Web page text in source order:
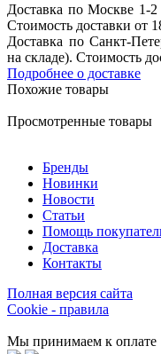
Доставка по Москве 1-
Стоимость доставки от
Доставка по Санкт-
на складе). Стоимость
Подробнее о доставке
Похожие товары
Просмотренные товары
Бренды
Новинки
Новости
Статьи
Помощь
Доставка
Контакты
Полная версия сайта
Cookie - правила
Мы принимаем к оплате